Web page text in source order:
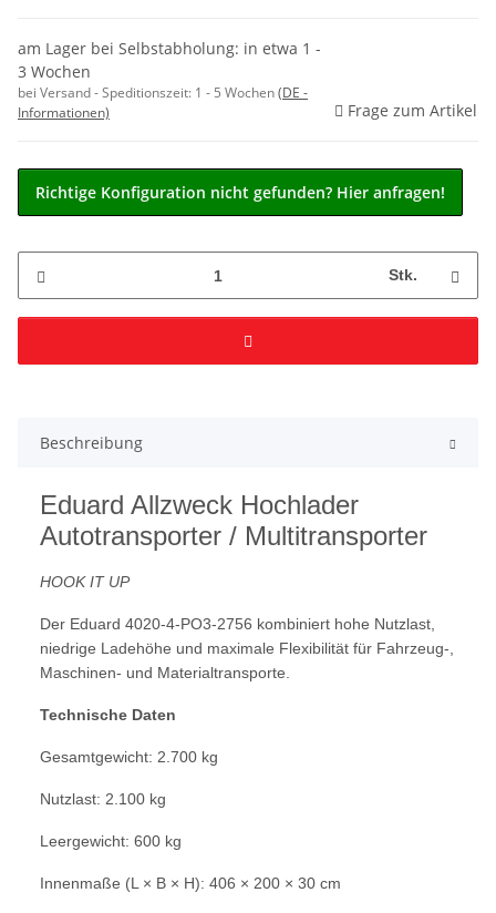
am Lager bei Selbstabholung: in etwa 1 -
3 Wochen
bei Versand - Speditionszeit: 1 - 5 Wochen(DE -
Informationen)
Frage zum Artikel
Richtige Konfiguration nicht gefunden? Hier anfragen!
Stk.
Beschreibung
Eduard Allzweck Hochlader
Autotransporter / Multitransporter
HOOK IT UP
Der Eduard 4020-4-PO3-2756 kombiniert hohe Nutzlast,
niedrige Ladehöhe und maximale Flexibilität für Fahrzeug-,
Maschinen- und Materialtransporte.
Technische Daten
Gesamtgewicht: 2.700 kg
Nutzlast: 2.100 kg
Leergewicht: 600 kg
Innenmaße (L × B × H): 406 × 200 × 30 cm